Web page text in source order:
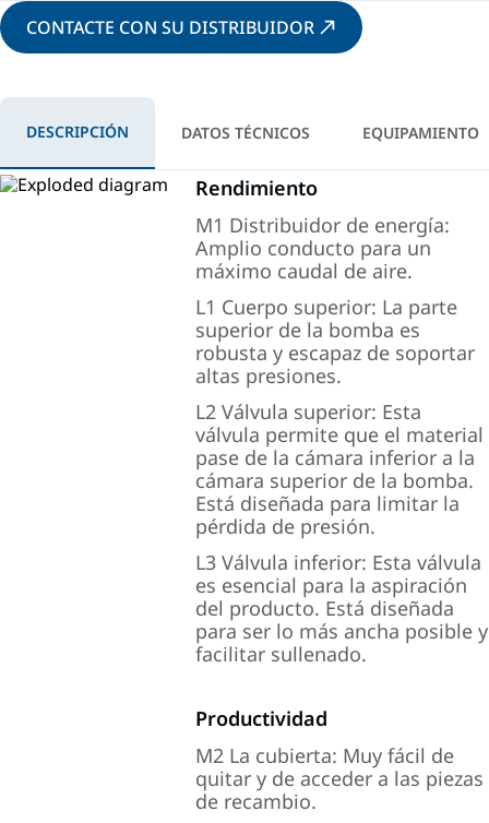
CONTACTE CON SU DISTRIBUIDOR
DESCRIPCIÓN DATOS TÉCNICOS EQUIPAMIENTO
Rendimiento
M1 Distribuidor de energía:
Amplio conducto para un
máximo caudal de aire.
L1 Cuerpo superior: La parte
superior de la bomba es
robusta y escapaz de soportar
altas presiones.
L2 Válvula superior: Esta
válvula permite que el material
pase de la cámara inferior a la
cámara superior de la bomba.
Está diseñada para limitar la
pérdida de presión.
L3 Válvula inferior: Esta válvula
es esencial para la aspiración
del producto. Está diseñada
para ser lo más ancha posible y
facilitar sullenado.
Productividad
M2 La cubierta: Muy fácil de
quitar y de acceder a las piezas
de recambio.